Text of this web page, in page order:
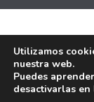
Utilizamos
nuestra web.
Puedes
desactivarlas en